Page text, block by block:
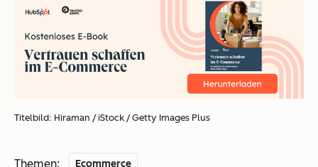
Titelbild: Hiraman / iStock / Getty Images Plus
Themen: Ecommerce